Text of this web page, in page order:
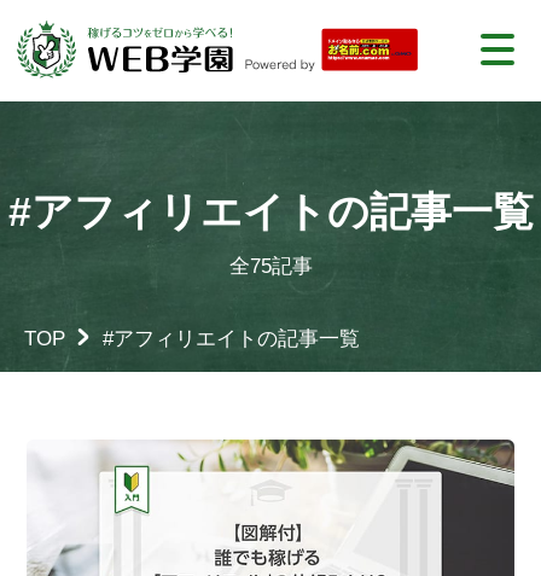
#アフィリエイトの記事一覧
全75記事
TOP #アフィリエイトの記事一覧